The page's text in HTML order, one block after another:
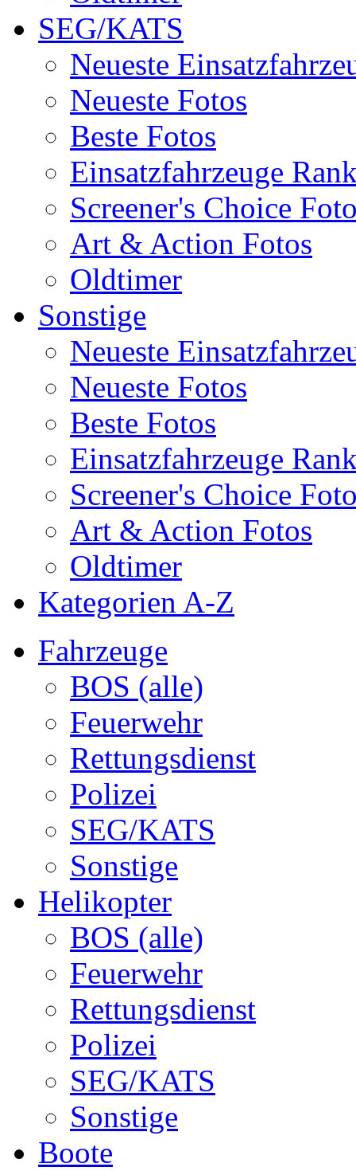
SEG/KATS
Neueste
Neueste Fotos
Beste Fotos
Einsatzfahrzeuge
Screener's Choice
Art & Action Fotos
Oldtimer
Sonstige
Neueste
Neueste Fotos
Beste Fotos
Einsatzfahrzeuge
Screener's Choice
Art & Action Fotos
Oldtimer
Kategorien A-Z
Fahrzeuge
BOS (alle)
Feuerwehr
Rettungsdienst
Polizei
SEG/KATS
Sonstige
Helikopter
BOS (alle)
Feuerwehr
Rettungsdienst
Polizei
SEG/KATS
Sonstige
Boote